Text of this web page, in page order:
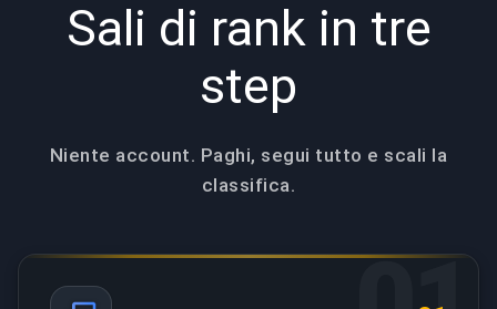
Sali di rank in tre
step
Niente account. Paghi, segui tutto e scali la
classifica.